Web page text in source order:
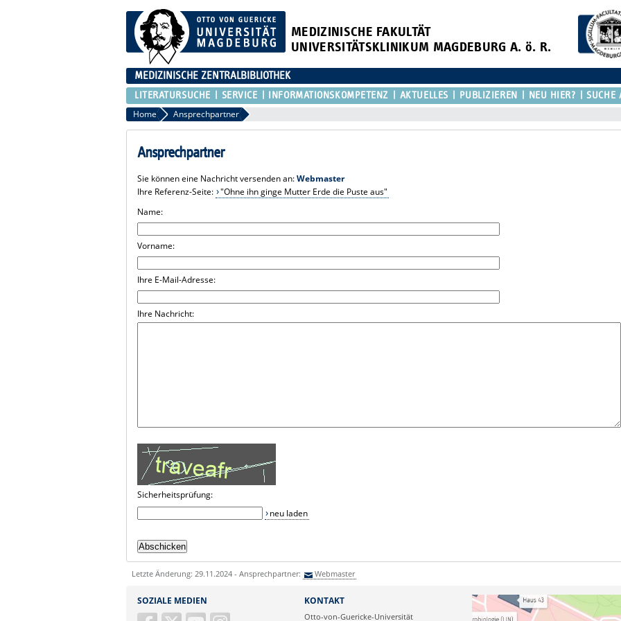
MEDIZINISCHE FAKULTÄT
UNIVERSITÄTSKLINIKUM MAGDEBURG A. ö. R.
MEDIZINISCHE ZENTRALBIBLIOTHEK
LITERATURSUCHE SERVICE INFORMATIONSKOMPETENZ AKTUELLES PUBLIZIEREN NEU HIER? SUCHE
Home Ansprechpartner
Ansprechpartner
Sie können eine Nachricht versenden an:Webmaster
Ihre Referenz-Seite: "Ohne ihn ginge Mutter Erde die Puste aus"
Name:
Vorname:
Ihre E-Mail-Adresse:
Ihre Nachricht:
Sicherheitsprüfung:
neu laden
Letzte Änderung: 29.11.2024 - Ansprechpartner: Webmaster
SOZIALE MEDIEN KONTAKT
Otto-von-Guericke-Universität